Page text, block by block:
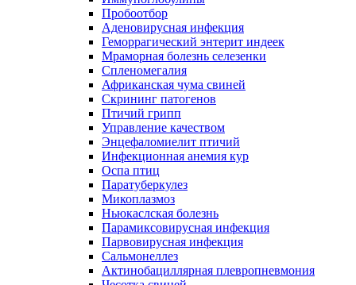
Пробоотбор
Аденовирусная инфекция
Геморрагический энтерит индеек
Мраморная болезнь селезенки
Спленомегалия
Африканская чума свиней
Скрининг патогенов
Птичий грипп
Управление качеством
Энцефаломиелит птичий
Инфекционная анемия кур
Оспа птиц
Паратуберкулез
Микоплазмоз
Ньюкаслская болезнь
Парамиксовирусная инфекция
Парвовирусная инфекция
Сальмонеллез
Актинобациллярная плевропневмония